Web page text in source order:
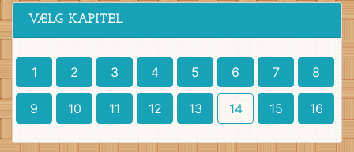
VÆLG KAPITEL
1 2 3 4 5 6 7 8
9 10 11 12 13 14 15 16